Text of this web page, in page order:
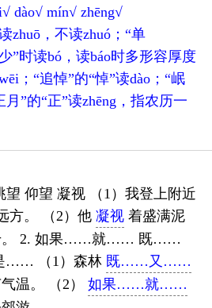
dào√ mín√ zhēng√
zhuō，不读zhuó；“单
”时读bó，读báo时多形容厚度
；“追悼”的“悼”读dào；“岷
月”的“正”读zhēng，指农历一
望 仰望 凝视 （1）我登上附近
方。 （2）他 凝视 着盛满泥
。 2. 如果……就…… 既……
（1）森林 既……又……
温。 （2）
如果……就……